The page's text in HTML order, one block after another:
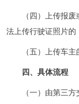
（四）上传报废
法上传行驶证照片的
（五）上传车主的
四、具体流程
（一）由第三方